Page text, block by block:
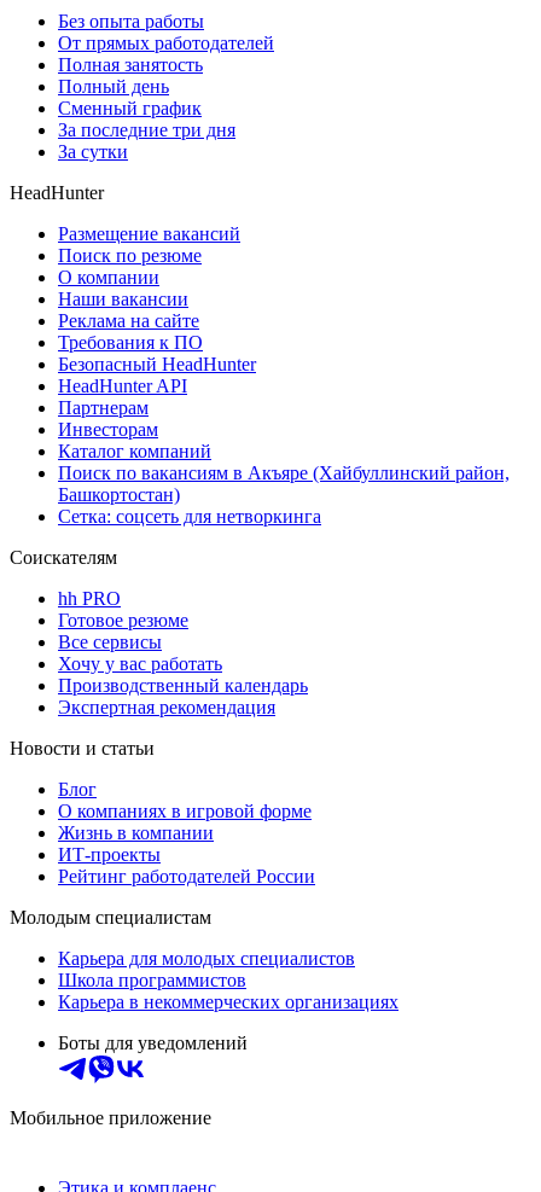
Без опыта работы
От прямых работодателей
Полная занятость
Полный день
Сменный график
За последние три дня
За сутки
HeadHunter
Размещение вакансий
Поиск по резюме
О компании
Наши вакансии
Реклама на сайте
Требования к ПО
Безопасный HeadHunter
HeadHunter API
Партнерам
Инвесторам
Каталог компаний
Поиск по вакансиям в Акъяре (Хайбуллинский район,
Башкортостан)
Сетка: соцсеть для нетворкинга
Соискателям
hh PRO
Готовое резюме
Все сервисы
Хочу у вас работать
Производственный календарь
Экспертная рекомендация
Новости и статьи
Блог
О компаниях в игровой форме
Жизнь в компании
ИТ-проекты
Рейтинг работодателей России
Молодым специалистам
Карьера для молодых специалистов
Школа программистов
Карьера в некоммерческих организациях
Боты для уведомлений
Мобильное приложение
Этика и комплаенс